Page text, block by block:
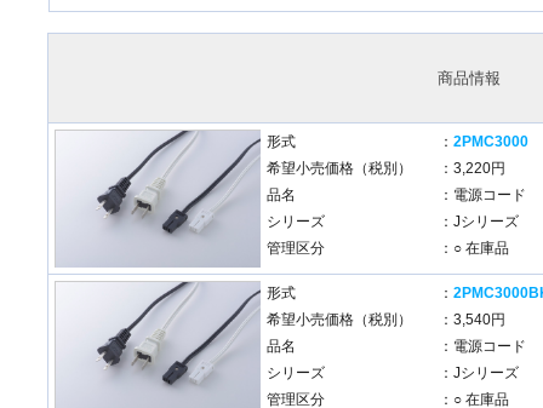
商品情報
形式 ： 2PMC3000
希望小売価格（税別）
：3,220円
品名
：電源コード
シリーズ
：Jシリーズ
管理区分
：○ 在庫品
形式 ：
希望小売価格（税別）
：3,540円
品名
：電源コード
シリーズ
：Jシリーズ
管理区分
：○ 在庫品